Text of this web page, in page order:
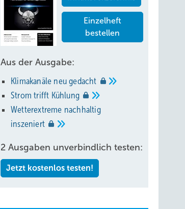
Einzelheft
bestellen
Aus der Ausgabe:
Klimakanäle neugedacht
Strom trifft Kühlung
Wetterextreme nachhaltig
inszeniert
2 Ausgaben unverbindlich testen:
Jetzt kostenlos testen!